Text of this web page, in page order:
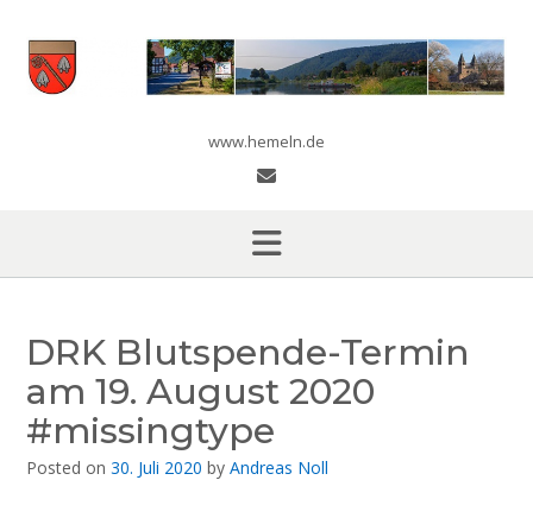
content
www.hemeln.de
DRK Blutspende-Termin
am 19. August 2020
#missingtype
Posted on 30. Juli 2020 by Andreas Noll